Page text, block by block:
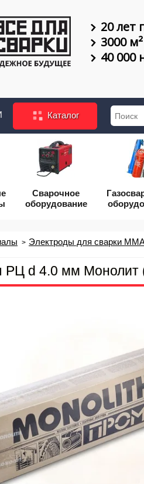
20 лет
3000
40 000
Каталог
Сварочное
оборудование
Электроды для сварки
РЦ d 4.0 мм Монолит